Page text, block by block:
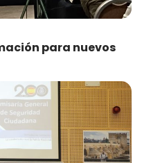
para nuevos